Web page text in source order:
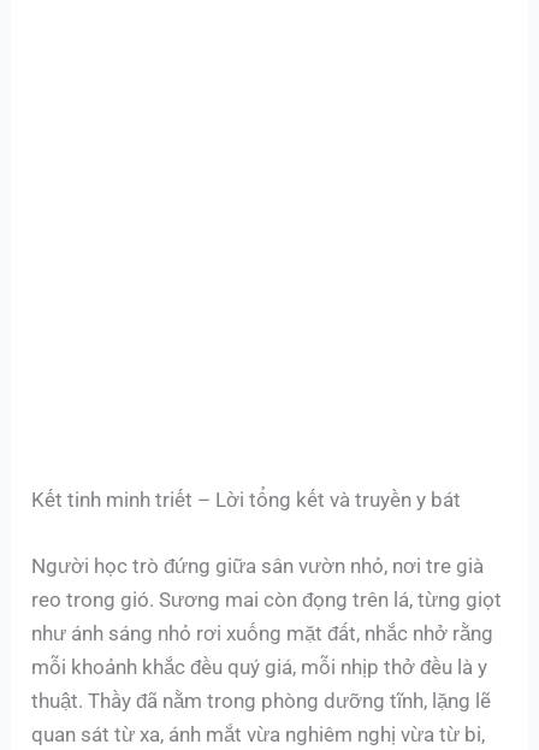
Kết tinh minh triết – Lời tổng kết và truyền y bát
Người học trò đứng giữa sân vườn nhỏ, nơi tre già
reo trong gió. Sương mai còn đọng trên lá, từng giọt
như ánh sáng nhỏ rơi xuống mặt đất, nhắc nhở rằng
mỗi khoảnh khắc đều quý giá, mỗi nhịp thở đều là y
thuật. Thầy đã nằm trong phòng dưỡng tĩnh, lặng lẽ
quan sát từ xa, ánh mắt vừa nghiêm nghị vừa từ bi,